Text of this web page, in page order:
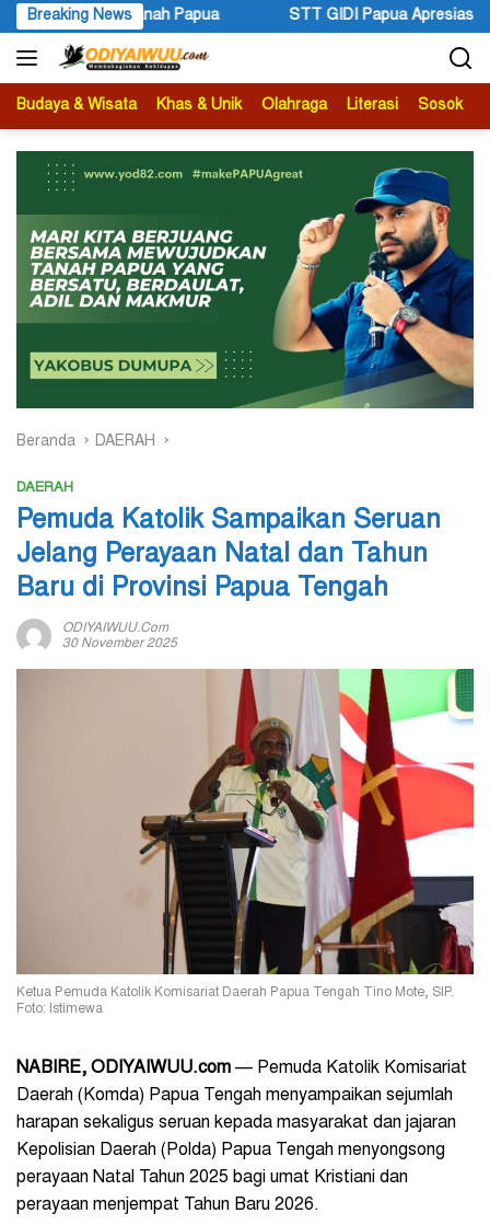
Langsung
ke
konten
Breaking NewsSTT GIDI Papua Apresiasi Setahun Kepemimpinan
Budaya & Wisata Khas & Unik Olahraga Literasi Sosok
Beranda DAERAH
DAERAH
Pemuda Katolik Sampaikan Seruan
Jelang Perayaan Natal dan Tahun
Baru di Provinsi Papua Tengah
ODIYAIWUU.com
30 November 2025
Ketua Pemuda Katolik Komisariat Daerah Papua Tengah Tino Mote, SIP.
Foto: Istimewa
NABIRE, ODIYAIWUU.com — Pemuda Katolik Komisariat
Daerah (Komda) Papua Tengah menyampaikan sejumlah
harapan sekaligus seruan kepada masyarakat dan jajaran
Kepolisian Daerah (Polda) Papua Tengah menyongsong
perayaan Natal Tahun 2025 bagi umat Kristiani dan
perayaan menjempat Tahun Baru 2026.